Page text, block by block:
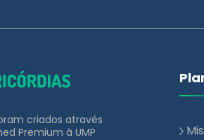
criados através
Premium à UMP